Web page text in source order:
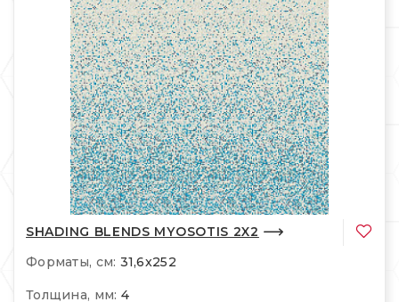
SHADING BLENDS MYOSOTIS 2X2
Форматы, см: 31,6x252
Толщина, мм: 4